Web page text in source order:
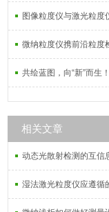
图像粒度仪与激光粒度
微纳粒度仪携前沿粒度
相关文章
动态光散射检测的互信
湿法激光粒度仪应遵循